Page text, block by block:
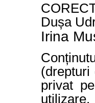
Dușa
Irina
privat